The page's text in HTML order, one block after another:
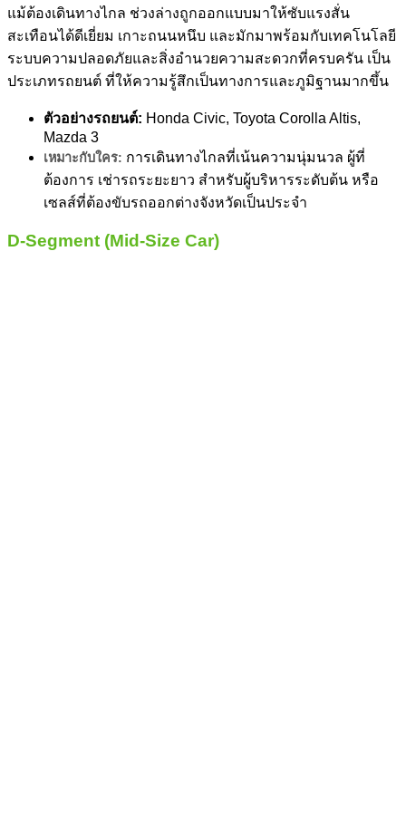
แม้ต้องเดินทางไกล ช่วงล่างถูกออกแบบมาให้ซับแรงสั่น
สะเทือนได้ดีเยี่ยม เกาะถนนหนึบ และมักมาพร้อมกับเทคโนโลยี
ระบบความปลอดภัยและสิ่งอำนวยความสะดวกที่ครบครัน เป็น
ประเภทรถยนต์ ที่ให้ความรู้สึกเป็นทางการและภูมิฐานมากขึ้น
ตัวอย่างรถยนต์: Honda Civic, Toyota Corolla Altis,
Mazda 3
เหมาะกับใคร: การเดินทางไกลที่เน้นความนุ่มนวล ผู้ที่
ต้องการ เช่ารถระยะยาว สำหรับผู้บริหารระดับต้น หรือ
เซลส์ที่ต้องขับรถออกต่างจังหวัดเป็นประจำ
D-Segment (Mid-Size Car)